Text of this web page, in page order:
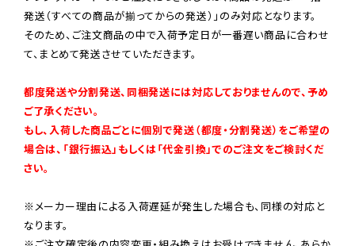
発送（すべての商品が揃ってからの発送）」のみ対応となります。
そのため、ご注文商品の中で入荷予定日が一番遅い商品に合わせ
て、まとめて発送させていただきます。
都度発送や分割発送、同梱発送には対応しておりませんので、予め
ご了承ください。
もし、入荷した商品ごとに個別で発送（都度・分割発送）をご希望の
場合は、「銀行振込」もしくは「代金引換」でのご注文をご検討くだ
さい。
※メーカー理由による入荷遅延が発生した場合も、同様の対応と
なります。